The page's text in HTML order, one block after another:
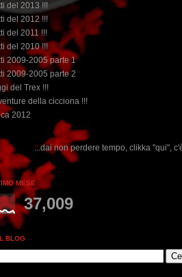
del 2013 !!!
del 2012 !!!
del 2011 !!!
del 2010 !!!
2009-2005 parte 1
2009-2005 parte 2
del Trex !!!
della cicciona !!!
2012
tempo, clikka "qui", c'è il meglio del
MESE
37,009
BLOG